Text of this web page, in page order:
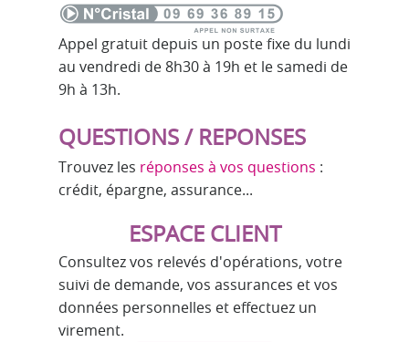
Appel gratuit depuis un poste fixe du lundi
au vendredi de 8h30 à 19h et le samedi de
9h à 13h.
QUESTIONS / REPONSES
Trouvez les réponses à vos questions :
crédit, épargne, assurance...
ESPACE CLIENT
Consultez vos relevés d'opérations, votre
suivi de demande, vos assurances et vos
données personnelles et effectuez un
virement.